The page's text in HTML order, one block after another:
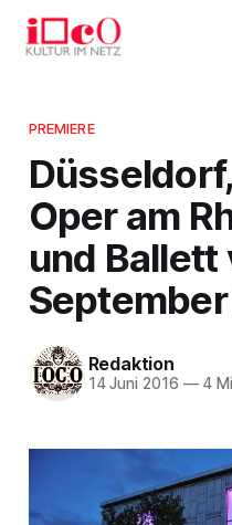
PREMIERE
Oper am
und Ballett
Redaktion
14 Juni 2016 —4